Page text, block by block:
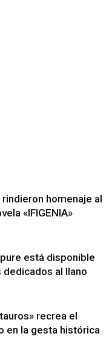
rindieron homenaje al
«IFIGENIA»
está disponible
al llano
recrea el
en la gesta histórica